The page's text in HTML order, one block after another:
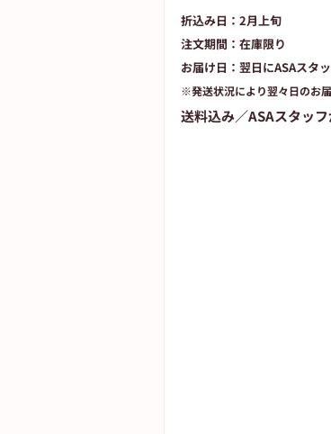
折込み日： 2月上旬
注文期間：在庫限り
お届け日： 翌日にASAスタ
※発送状況により翌々日のお
送料込み／ASAスタッ